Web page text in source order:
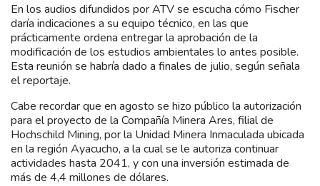
En los audios difundidos por ATV se escucha cómo Fischer
daría indicaciones a su equipo técnico, en las que
prácticamente ordena entregar la aprobación de la
modificación de los estudios ambientales lo antes posible.
Esta reunión se habría dado a finales de julio, según señala
el reportaje.
Cabe recordar que en agosto se hizo público la autorización
para el proyecto de la Compañía Minera Ares, filial de
Hochschild Mining, por la Unidad Minera Inmaculada ubicada
en la región Ayacucho, a la cual se le autoriza continuar
actividades hasta 2041, y con una inversión estimada de
más de 4,4 millones de dólares.